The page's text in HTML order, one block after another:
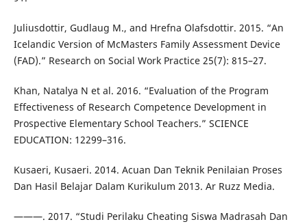
Juliusdottir, Gudlaug M., and Hrefna Olafsdottir. 2015. “An
Icelandic Version of McMasters Family Assessment Device
(FAD).” Research on Social Work Practice 25(7): 815–27.
Khan, Natalya N et al. 2016. “Evaluation of the Program
Effectiveness of Research Competence Development in
Prospective Elementary School Teachers.” SCIENCE
EDUCATION: 12299–316.
Kusaeri, Kusaeri. 2014. Acuan Dan Teknik Penilaian Proses
Dan Hasil Belajar Dalam Kurikulum 2013. Ar Ruzz Media.
———. 2017. “Studi Perilaku Cheating Siswa Madrasah Dan